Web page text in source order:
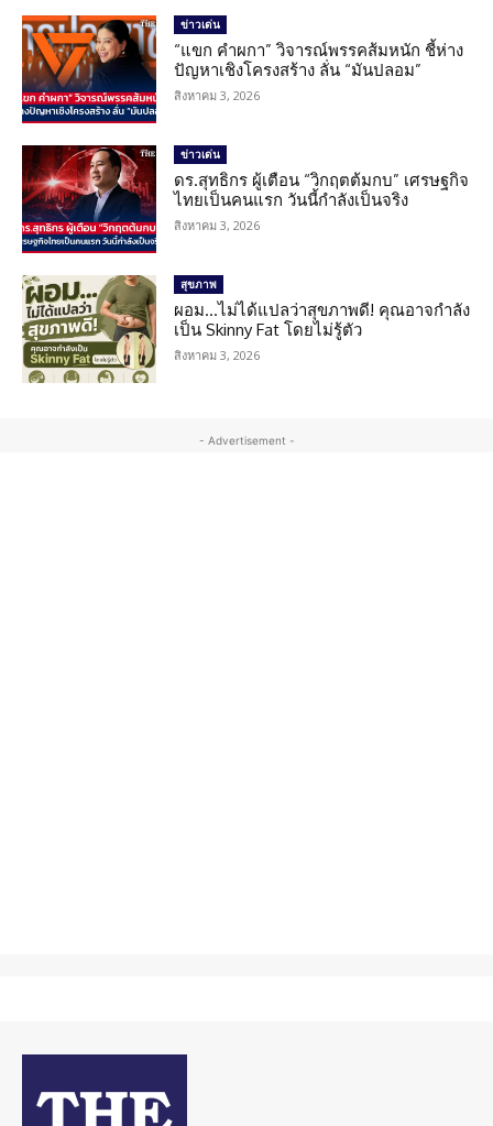
ข่าวเด่น
“แขก คำผกา” วิจารณ์พรรคส้มหนัก ชี้ห่าง
ปัญหาเชิงโครงสร้าง ลั่น “มันปลอม”
สิงหาคม 3, 2026
ข่าวเด่น
ดร.สุทธิกร ผู้เตือน “วิกฤตต้มกบ” เศรษฐกิจ
ไทยเป็นคนแรก วันนี้กำลังเป็นจริง
สิงหาคม 3, 2026
สุขภาพ
ผอม…ไม่ได้แปลว่าสุขภาพดี! คุณอาจกำลัง
เป็น Skinny Fat โดยไม่รู้ตัว
สิงหาคม 3, 2026
- Advertisement -